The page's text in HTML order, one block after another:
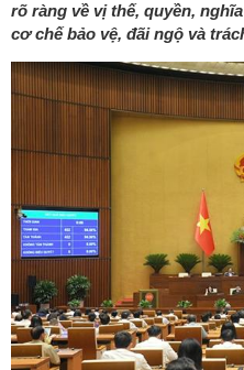
rõ ràng về vị thế, quyền,
cơ chế bảo vệ, đãi ngộ và